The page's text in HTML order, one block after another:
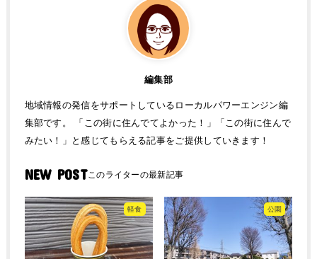
編集部
地域情報の発信をサポートしているローカルパワーエンジン編
集部です。 「この街に住んでてよかった！」「この街に住んで
みたい！」と感じてもらえる記事をご提供していきます！
NEW POST
軽食 公園